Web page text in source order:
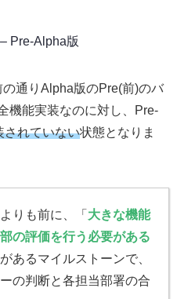
Pre-Alpha版
通りAlpha版のPre(前)のバ
機能実装なのに対し、Pre-
されていない状態となりま
りも前に、「 大きな機能
の評価を行う必要がある
あるマイルストーンで、
の判断と各担当部署の合